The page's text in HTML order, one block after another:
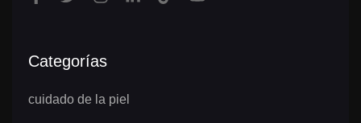
Categorías
cuidado de la piel